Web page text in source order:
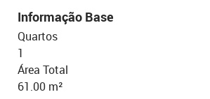
Informação Base
Quartos
1
Área Total
61.00 m²